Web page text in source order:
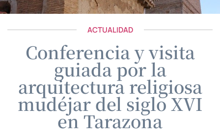
ACTUALIDAD
Conferencia y visita
guiada por la
arquitectura religiosa
mudéjar del siglo XVI
en Tarazona